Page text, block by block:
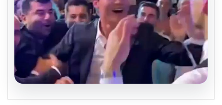
05.08.2026